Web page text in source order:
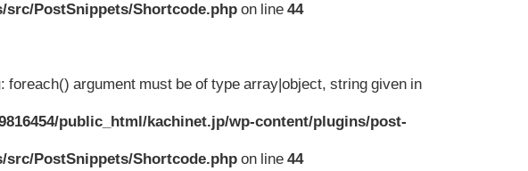
src/PostSnippets/Shortcode.php on line44
: foreach() argument must be of type array|object, string given in
public_html/kachinet.jp/wp-content/plugins/post-
src/PostSnippets/Shortcode.php on line44